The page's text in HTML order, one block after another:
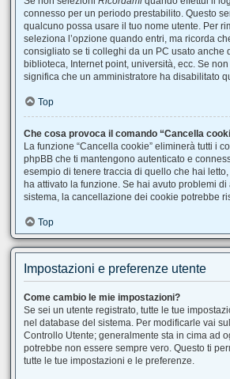
connesso per un periodo prestabilito. Questo
qualcuno possa usare il tuo nome utente. Per
seleziona l’opzione quando entri, ma ricorda
consigliato se ti colleghi da un PC usato anche
biblioteca, Internet point, università, ecc. Se
significa che un amministratore ha disabilitato
Top
Che cosa provoca il comando “Cancella
La funzione “Cancella cookie” eliminerà tutti i
phpBB che ti mantengono autenticato e
esempio di tenere traccia di quello che hai letto,
ha attivato la funzione. Se hai avuto problemi di
sistema, la cancellazione dei cookie potrebbe
Top
Impostazioni e preferenze utente
Come cambio le mie impostazioni?
Se sei un utente registrato, tutte le tue
nel database del sistema. Per modificarle vai
Controllo Utente; generalmente sta in cima ad
potrebbe non essere sempre vero. Questo ti
tutte le tue impostazioni e le preferenze.